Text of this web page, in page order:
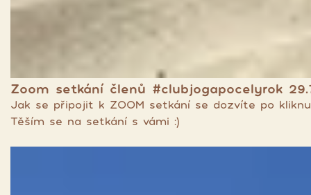
Zoom setkání členů #clubjogapocelyrok
Jak se připojit k ZOOM setkání se dozvíte po
Těším se na setkání s vámi :)